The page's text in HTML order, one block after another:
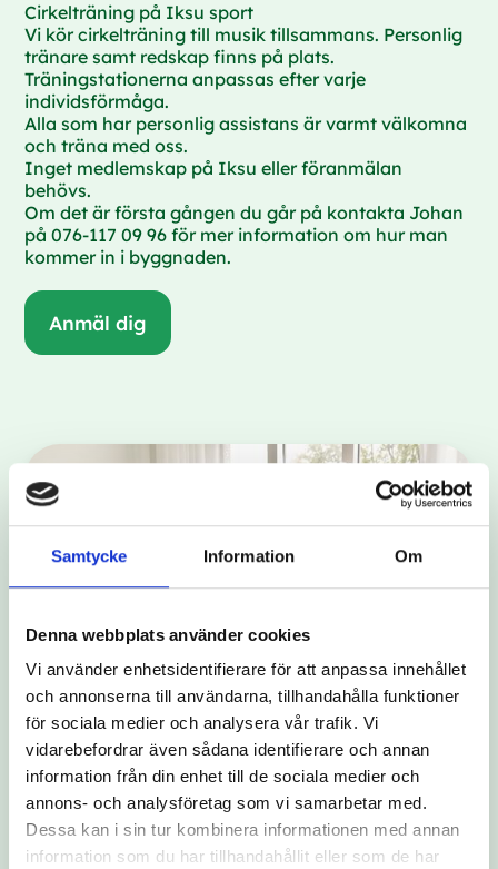
Samtycke Information Om
Denna webbplats använder cookies
Vi använder enhetsidentifierare för att anpassa innehållet
och annonserna till användarna, tillhandahålla funktioner
för sociala medier och analysera vår trafik. Vi
vidarebefordrar även sådana identifierare och annan
information från din enhet till de sociala medier och
annons- och analysföretag som vi samarbetar med.
Dessa kan i sin tur kombinera informationen med annan
information som du har tillhandahållit eller som de har
Cirkelträning på Iksu sport
Vi kör cirkelträning till musik tillsammans. Personlig
tränare samt redskap finns på plats.
Träningstationerna anpassas efter varje
individsförmåga.
Alla som har personlig assistans är varmt välkomna
och träna med oss.
Inget medlemskap på Iksu eller föranmälan
behövs.
Om det är första gången du går på kontakta Johan
på 076-117 09 96 för mer information om hur man
kommer in i byggnaden.
Anmäl dig